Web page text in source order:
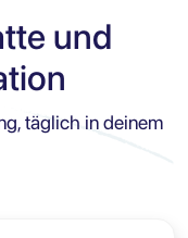
und
täglich in deinem